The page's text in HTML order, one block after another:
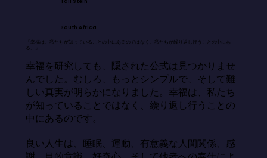
Tali Stein
South Africa
「幸福は、私たちが知っていることの中にあるのではなく、私たちが繰り返し行うことの中にあ
る。」
幸福を研究しても、隠された公式は見つかりませ
んでした。むしろ、もっとシンプルで、そして難
しい真実が明らかになりました。幸福は、私たち
が知っていることではなく、繰り返し行うことの
中にあるのです。
良い人生は、睡眠、運動、有意義な人間関係、感